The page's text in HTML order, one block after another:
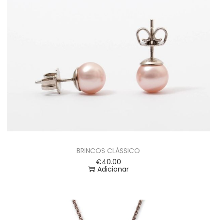
BRINCOS CLÁSSICO
€40.00
Adicionar